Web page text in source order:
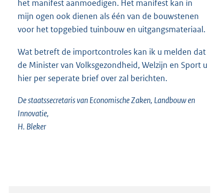
het manifest aanmoedigen. Het manifest kan in
mijn ogen ook dienen als één van de bouwstenen
voor het topgebied tuinbouw en uitgangsmateriaal.
Wat betreft de importcontroles kan ik u melden dat
de Minister van Volksgezondheid, Welzijn en Sport u
hier per seperate brief over zal berichten.
De staatssecretaris van Economische Zaken, Landbouw en
Innovatie,
H. Bleker